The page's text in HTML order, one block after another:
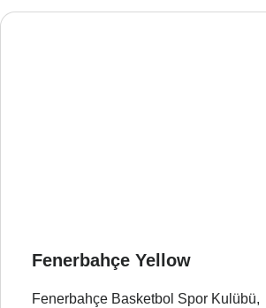
Fenerbahçe Yellow
Fenerbahçe Basketbol Spor Kulübü,